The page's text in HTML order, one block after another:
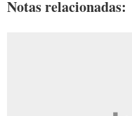
Notas relacionadas: